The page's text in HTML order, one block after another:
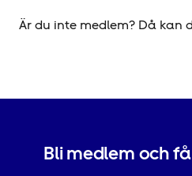
Är du inte medlem? Då kan
Bli medlem och